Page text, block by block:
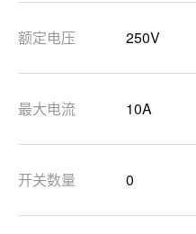
额定电压 250V
最大电流 10A
开关数量 0